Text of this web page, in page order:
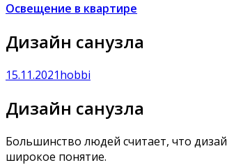
Освещение в квартире
Дизайн санузла
15.11.2021hobbi
Дизайн санузла
Большинство людей считает, что
широкое понятие.